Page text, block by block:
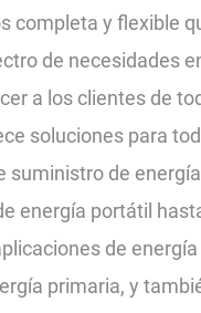
completa y flexible
de necesidades
a los clientes de
soluciones para
suministro de
energía portátil
de
primaria, y